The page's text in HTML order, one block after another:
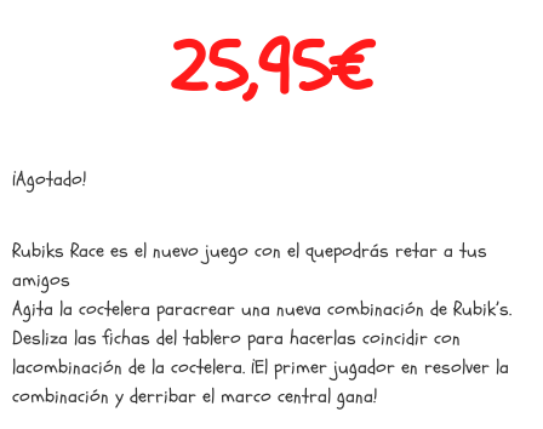
25,95€
¡Agotado!
Rubiks Race es el nuevo juego con el quepodrás retar a tus
amigos
Agita la coctelera paracrear una nueva combinación de Rubik’s.
Desliza las fichas del tablero para hacerlas coincidir con
lacombinación de la coctelera. ¡El primer jugador en resolver la
combinación y derribar el marco central gana!